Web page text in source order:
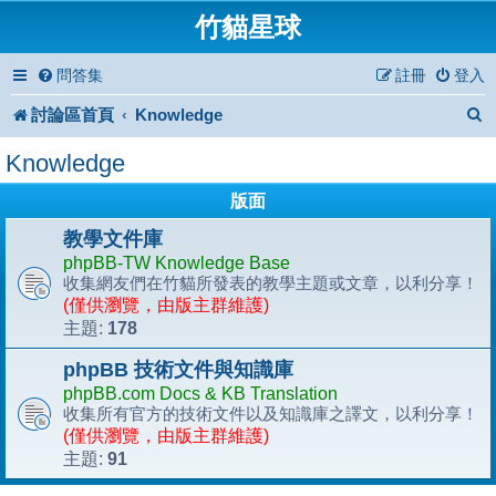
竹貓星球
問答集 登入
註冊
討論區首頁 Knowledge
Knowledge
版面
教學文件庫
phpBB-TW Knowledge Base
收集網友們在竹貓所發表的教學主題或文章，以利分享！
(僅供瀏覽，由版主群維護)
主題: 178
phpBB 技術文件與知識庫
phpBB.com Docs & KB Translation
收集所有官方的技術文件以及知識庫之譯文，以利分享！
(僅供瀏覽，由版主群維護)
主題: 91